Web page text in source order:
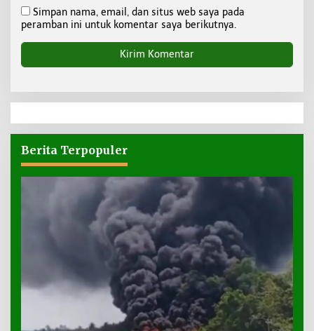
Simpan nama, email, dan situs web saya pada
peramban ini untuk komentar saya berikutnya.
Berita Terpopuler